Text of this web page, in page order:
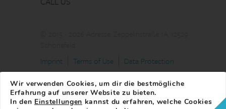
Imprint
Terms of Use Data Protection
Wir verwenden Cookies, um dir die bestmögliche
Erfahrung auf unserer Website zu bieten.
In den Einstellungen kannst du erfahren, welche Cookies